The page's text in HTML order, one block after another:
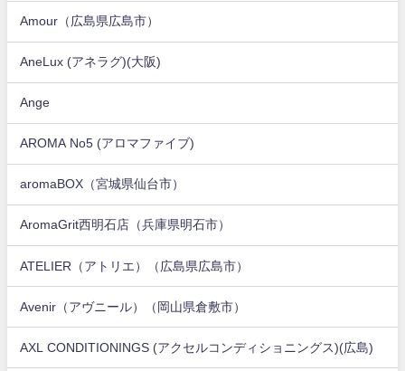
Amour（広島県広島市）
AneLux (アネラグ)(大阪)
Ange
AROMA No5 (アロマファイブ)
aromaBOX（宮城県仙台市）
AromaGrit西明石店（兵庫県明石市）
ATELIER（アトリエ）（広島県広島市）
Avenir（アヴニール）（岡山県倉敷市）
AXL CONDITIONINGS (アクセルコンディショニングス)(広島)